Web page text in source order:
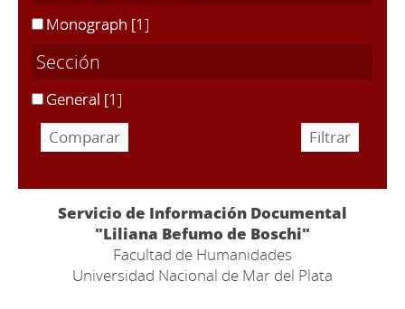
Monograph [1]
Sección
General [1]
Servicio de Información Documental
"Liliana Befumo de Boschi"
Facultad de Humanidades
Universidad Nacional de Mar del Plata